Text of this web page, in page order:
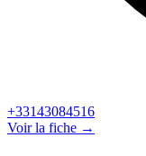
+33143084516
Voir la fiche →